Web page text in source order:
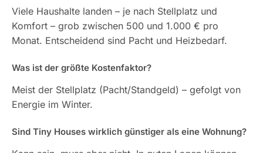
Viele Haushalte landen – je nach Stellplatz und
Komfort – grob zwischen 500 und 1.000 € pro
Monat. Entscheidend sind Pacht und Heizbedarf.
Was ist der größte Kostenfaktor?
Meist der Stellplatz (Pacht/Standgeld) – gefolgt von
Energie im Winter.
Sind Tiny Houses wirklich günstiger als eine Wohnung?